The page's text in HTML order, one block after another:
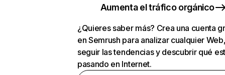
Aumenta el tráfico orgánico
¿Quieres saber más? Crea una cuenta
en Semrush para analizar cualquier
seguir las tendencias y descubrir qué
pasando en Internet.